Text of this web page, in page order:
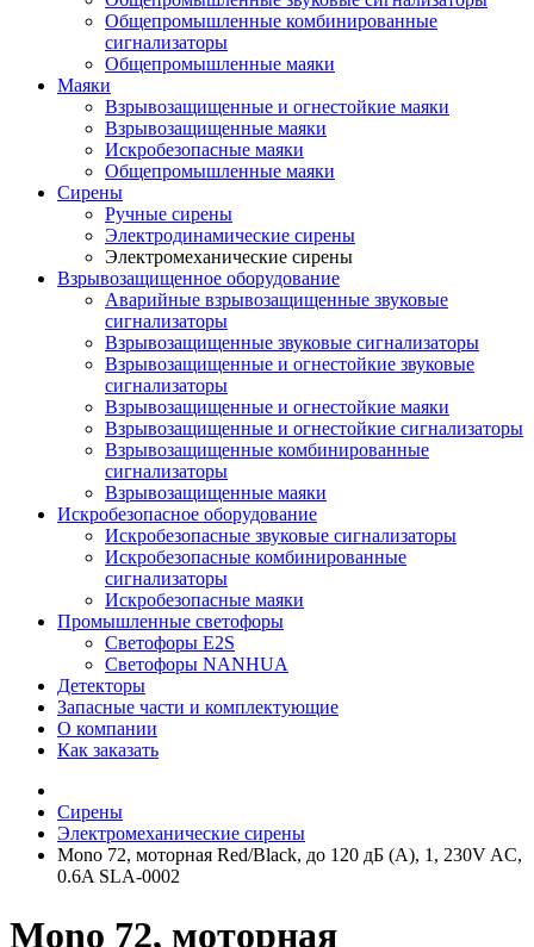
Общепромышленные комбинированные
сигнализаторы
Общепромышленные маяки
Маяки
Взрывозащищенные и огнестойкие маяки
Взрывозащищенные маяки
Искробезопасные маяки
Общепромышленные маяки
Сирены
Ручные сирены
Электродинамические сирены
Электромеханические сирены
Взрывозащищенное оборудование
Аварийные взрывозащищенные звуковые
сигнализаторы
Взрывозащищенные звуковые сигнализаторы
Взрывозащищенные и огнестойкие звуковые
сигнализаторы
Взрывозащищенные и огнестойкие маяки
Взрывозащищенные и огнестойкие сигнализаторы
Взрывозащищенные комбинированные
сигнализаторы
Взрывозащищенные маяки
Искробезопасное оборудование
Искробезопасные звуковые сигнализаторы
Искробезопасные комбинированные
сигнализаторы
Искробезопасные маяки
Промышленные светофоры
Светофоры E2S
Светофоры NANHUA
Детекторы
Запасные части и комплектующие
О компании
Как заказать
Сирены
Электромеханические сирены
Mono 72, моторная Red/Black, до 120 дБ (A), 1, 230V AC,
0.6A SLA-0002
Mono 72, моторная